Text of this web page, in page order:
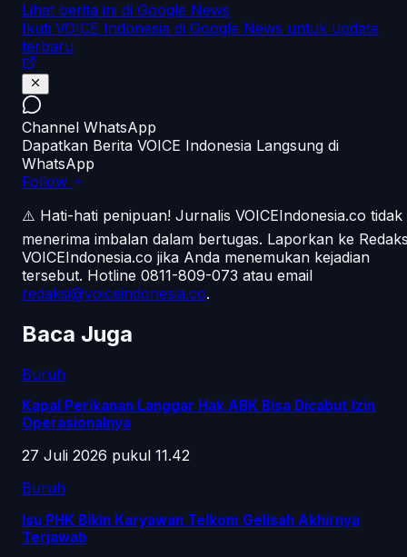
Lihat berita ini di Google News
Ikuti VOICE Indonesia di Google News untuk update
terbaru
Channel WhatsApp
Dapatkan Berita VOICE Indonesia Langsung di
WhatsApp
Follow
⚠️ Hati-hati penipuan! Jurnalis VOICEIndonesia.co tidak
menerima imbalan dalam bertugas. Laporkan ke
VOICEIndonesia.co jika Anda menemukan kejadian
tersebut. Hotline 0811-809-073 atau email
redaksi@voiceindonesia.co.
Baca Juga
Buruh
Kapal Perikanan Langgar Hak ABK Bisa Dicabut Izin
Operasionalnya
27 Juli 2026 pukul 11.42
Buruh
Isu PHK Bikin Karyawan Telkom Gelisah Akhirnya
Terjawab